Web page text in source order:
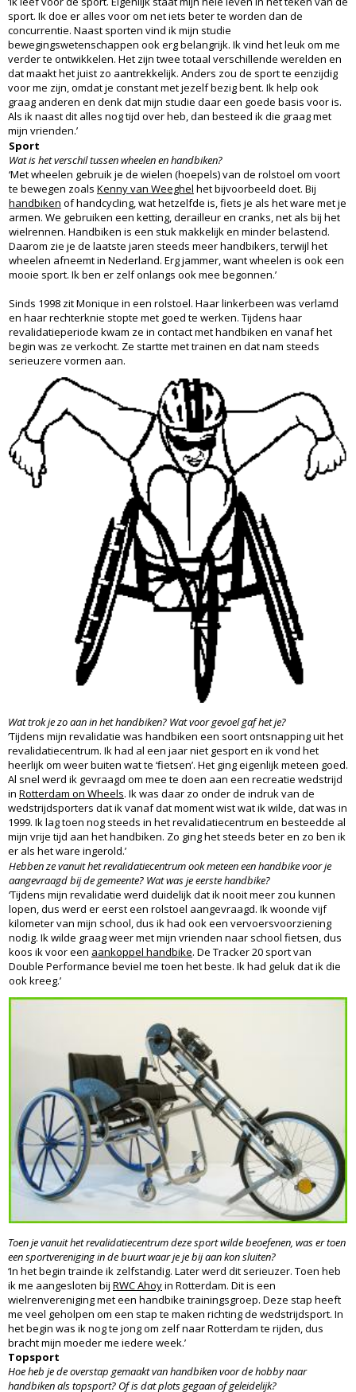
sport. Ik doe er alles voor om net iets beter te worden dan de
concurrentie. Naast sporten vind ik mijn studie
bewegingswetenschappen ook erg belangrijk. Ik vind het leuk om me
verder te ontwikkelen. Het zijn twee totaal verschillende werelden en
dat maakt het juist zo aantrekkelijk. Anders zou de sport te eenzijdig
voor me zijn, omdat je constant met jezelf bezig bent. Ik help ook
graag anderen en denk dat mijn studie daar een goede basis voor is.
Als ik naast dit alles nog tijd over heb, dan besteed ik die graag met
mijn vrienden.’
Sport
Wat is het verschil tussen wheelen en handbiken?
‘Met wheelen gebruik je de wielen (hoepels) van de rolstoel om voort
te bewegen zoals Kenny van Weeghel het bijvoorbeeld doet. Bij
handbiken of handcycling, wat hetzelfde is, fiets je als het ware met je
armen. We gebruiken een ketting, derailleur en cranks, net als bij het
wielrennen. Handbiken is een stuk makkelijk en minder belastend.
Daarom zie je de laatste jaren steeds meer handbikers, terwijl het
wheelen afneemt in Nederland. Erg jammer, want wheelen is ook een
mooie sport. Ik ben er zelf onlangs ook mee begonnen.’
Sinds 1998 zit Monique in een rolstoel. Haar linkerbeen was verlamd
en haar rechterknie stopte met goed te werken. Tijdens haar
revalidatieperiode kwam ze in contact met handbiken en vanaf het
begin was ze verkocht. Ze startte met trainen en dat nam steeds
serieuzere vormen aan.
Wat trok je zo aan in het handbiken? Wat voor gevoel gaf het je?
‘Tijdens mijn revalidatie was handbiken een soort ontsnapping uit het
revalidatiecentrum. Ik had al een jaar niet gesport en ik vond het
heerlijk om weer buiten wat te ‘fietsen’. Het ging eigenlijk meteen goed.
Al snel werd ik gevraagd om mee te doen aan een recreatie wedstrijd
in Rotterdam on Wheels. Ik was daar zo onder de indruk van de
wedstrijdsporters dat ik vanaf dat moment wist wat ik wilde, dat was in
1999. Ik lag toen nog steeds in het revalidatiecentrum en besteedde al
mijn vrije tijd aan het handbiken. Zo ging het steeds beter en zo ben ik
er als het ware ingerold.’
Hebben ze vanuit het revalidatiecentrum ook meteen een handbike voor je
aangevraagd bij de gemeente? Wat was je eerste handbike?
‘Tijdens mijn revalidatie werd duidelijk dat ik nooit meer zou kunnen
lopen, dus werd er eerst een rolstoel aangevraagd. Ik woonde vijf
kilometer van mijn school, dus ik had ook een vervoersvoorziening
nodig. Ik wilde graag weer met mijn vrienden naar school fietsen, dus
koos ik voor een aankoppel handbike. De Tracker 20 sport van
Double Performance beviel me toen het beste. Ik had geluk dat ik die
ook kreeg.’
Toen je vanuit het revalidatiecentrum deze sport wilde beoefenen, was er toen
een sportvereniging in de buurt waar je je bij aan kon sluiten?
‘In het begin trainde ik zelfstandig. Later werd dit serieuzer. Toen heb
ik me aangesloten bij RWC Ahoyin Rotterdam. Dit is een
wielrenvereniging met een handbike trainingsgroep. Deze stap heeft
me veel geholpen om een stap te maken richting de wedstrijdsport. In
het begin was ik nog te jong om zelf naar Rotterdam te rijden, dus
bracht mijn moeder me iedere week.’
Topsport
Hoe heb je de overstap gemaakt van handbiken voor de hobby naar
handbiken als topsport? Of is dat plots gegaan of geleidelijk?